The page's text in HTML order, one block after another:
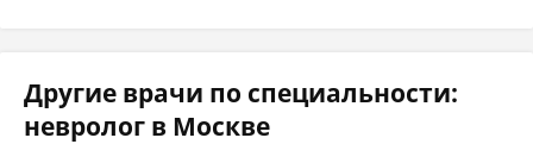
Другие врачи по специальности:
невролог в Москве